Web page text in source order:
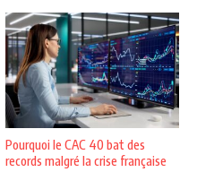
Pourquoi le CAC 40 bat des
records malgré la crise française